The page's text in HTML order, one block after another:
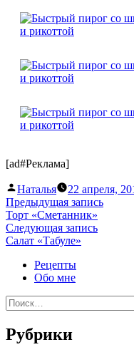
[ad#Реклама]
Написано
автором
Наталья 22 апреля,
Навигация
по
записям
Предыдущая запись
Торт «Сметанник»
Следующая запись
Салат «Табуле»
Рецепты
Обо мне
Найти:
Рубрики